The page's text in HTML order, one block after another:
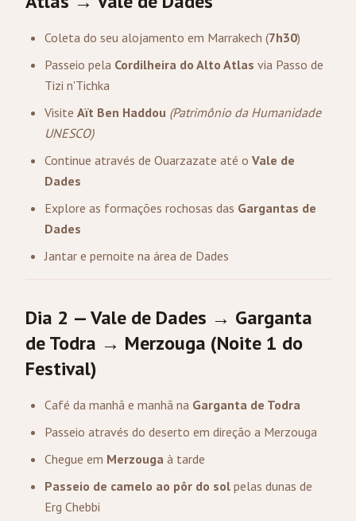
Coleta do seu alojamento em Marrakech (7h30)
Passeio pela Cordilheira do Alto Atlas via Passo de
Tizi n'Tichka
Visite Aït Ben Haddou (Patrimônio da Humanidade
UNESCO)
Continue através de Ouarzazate até o Vale de
Dades
Explore as formações rochosas das Gargantas de
Dades
Jantar e pernoite na área de Dades
Dia 2 — Vale de Dades → Garganta
de Todra → Merzouga (Noite 1 do
Festival)
Café da manhã e manhã na Garganta de Todra
Passeio através do deserto em direção a Merzouga
Chegue em Merzouga à tarde
Passeio de camelo ao pôr do sol pelas dunas de
Erg Chebbi